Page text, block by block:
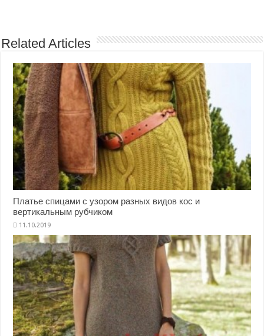
Related Articles
Платье спицами с узором разных видов кос и
вертикальным рубчиком